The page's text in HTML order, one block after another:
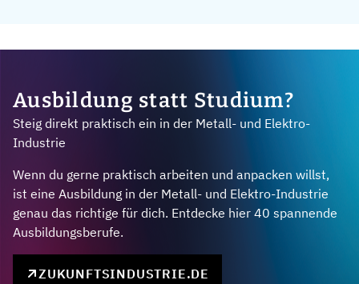
Ausbildung statt Studium?
Steig direkt praktisch ein in der Metall- und Elektro-
Industrie
Wenn du gerne praktisch arbeiten und anpacken willst,
ist eine Ausbildung in der Metall- und Elektro-Industrie
genau das richtige für dich. Entdecke hier 40 spannende
Ausbildungsberufe.
ZUKUNFTSINDUSTRIE.DE